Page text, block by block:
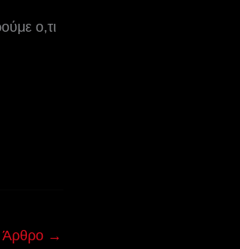
ο,τι
Άρθρο →